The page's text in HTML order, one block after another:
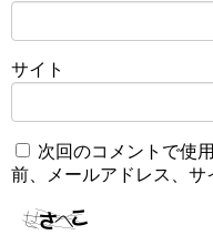
サイト
次回のコメントで使
前、メールアドレス、サ